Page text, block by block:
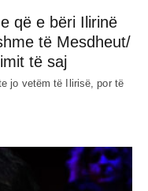
që e bëri Ilirinë
të Mesdheut/
të saj
jo vetëm të Ilirisë, por të